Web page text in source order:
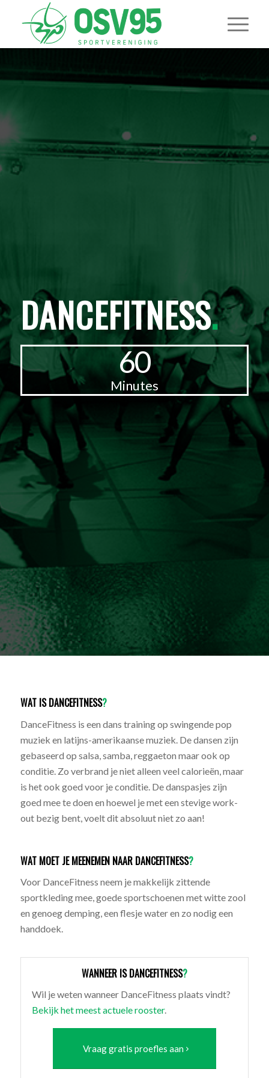
DANCEFITNESS.
60
Minutes
WAT IS DANCEFITNESS?
DanceFitness is een dans training op swingende pop
muziek en latijns-amerikaanse muziek. De dansen zijn
gebaseerd op salsa, samba, reggaeton maar ook op
conditie. Zo verbrand je niet alleen veel calorieën, maar
is het ook goed voor je conditie. De danspasjes zijn
goed mee te doen en hoewel je met een stevige work-
out bezig bent, voelt dit absoluut niet zo aan!
WAT MOET JE MEENEMEN NAAR DANCEFITNESS?
Voor DanceFitness neem je makkelijk zittende
sportkleding mee, goede sportschoenen met witte zool
en genoeg demping, een flesje water en zo nodig een
handdoek.
WANNEER IS DANCEFITNESS?
Wil je weten wanneer DanceFitness plaats vindt?
Bekijk het meest actuele rooster.
Vraag gratis proefles aan